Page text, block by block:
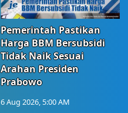
Pemerintah Pastikan
Harga BBM Bersubsidi
Tidak Naik Sesuai
Arahan Presiden
Prabowo
6 Aug 2026, 5:00 AM